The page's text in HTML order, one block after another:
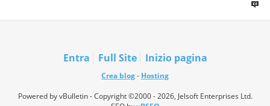
Entra Full Site Inizio pagina
Crea blog- Hosting
Powered by vBulletin - Copyright ©2000 - 2026, Jelsoft Enterprises Ltd.